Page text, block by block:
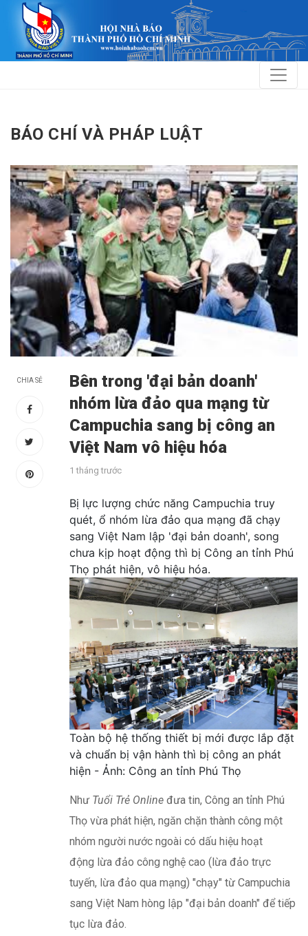
BÁO CHÍ VÀ PHÁP LUẬT
CHIA SẺ
Bên trong 'đại bản doanh'
nhóm lừa đảo qua mạng từ
Campuchia sang bị công an
Việt Nam vô hiệu hóa
1 tháng trước